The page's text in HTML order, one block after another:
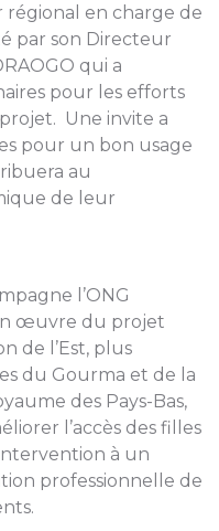
régional en charge de
par son Directeur
qui a
pour les efforts
Une invite a
pour un bon usage
au
de leur
l’ONG
œuvre du projet
de l’Est, plus
du Gourma et de la
des Pays-Bas,
l’accès des filles
à un
professionnelle de